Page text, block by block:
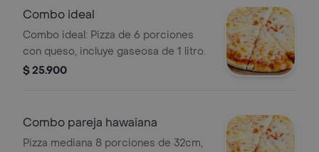
Combo ideal
Combo ideal: Pizza de 6 porciones
con queso, incluye gaseosa de 1 litro.
$ 25.900
Combo pareja hawaiana
Pizza mediana 8 porciones de 32cm,